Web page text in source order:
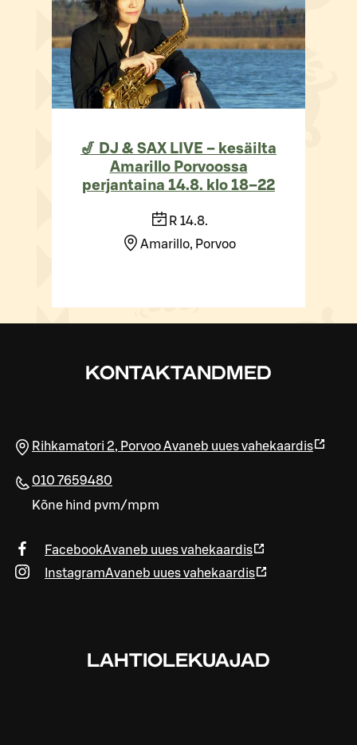
🎷 DJ & SAX LIVE – kesäilta
Amarillo Porvoossa
perjantaina 14.8. klo 18–22
R 14.8.
Amarillo, Porvoo
KONTAKTANDMED
Rihkamatori 2, PorvooAvaneb uues vahekaardis
010 7659480
Kõne hind pvm/mpm
FacebookAvaneb uues vahekaardis
InstagramAvaneb uues vahekaardis
LAHTIOLEKUAJAD